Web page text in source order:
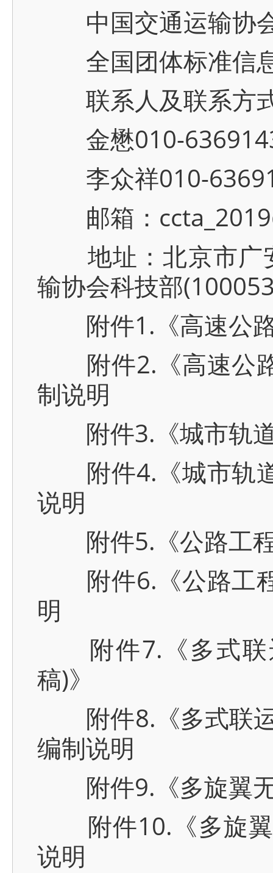
中国交通运输协
全国团体标准信
联系人及联系方
金懋010-
李众祥010-
邮箱：
地址：北京市广
输协会科技部
附件1.《高速公路
附件2.《高速公路
制说明
附件3.《城市轨道
附件4.《城市轨道
说明
附件5.《公路工程
附件6.《公路工程
明
附件7.《多式联
稿)》
附件8.《多式联运
编制说明
附件9.《多旋翼无
附件10.《多旋翼
说明